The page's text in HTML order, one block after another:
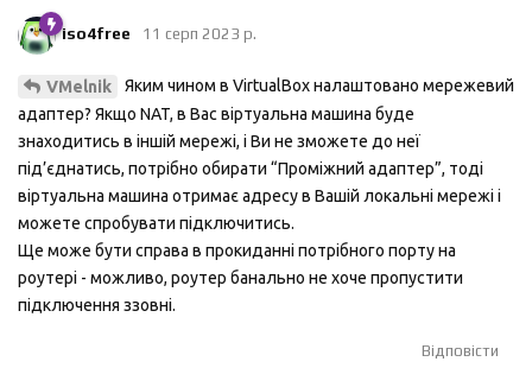
iso4free 11 серп 2023 р.
VMelnik
Яким чином в VirtualBox налаштовано мережевий
адаптер? Якщо NAT, в Вас віртуальна машина буде
знаходитись в іншій мережі, і Ви не зможете до неї
під’єднатись, потрібно обирати “Проміжний адаптер”, тоді
віртуальна машина отримає адресу в Вашій локальні мережі і
можете спробувати підключитись.
Ще може бути справа в прокиданні потрібного порту на
роутері - можливо, роутер банально не хоче пропустити
підключення ззовні.
Відповісти